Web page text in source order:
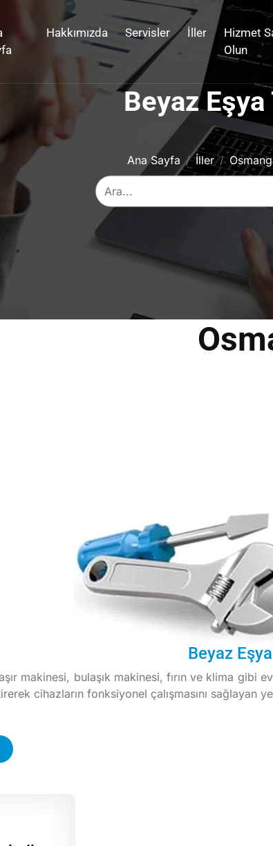
Hakkımızda Servisler İller
Hizmet
Olun
Beyaz
Ana Sayfa İller
Beyaz
makinesi, bulaşık makinesi, fırın ve klima
cihazların fonksiyonel çalışmasını sağlayan